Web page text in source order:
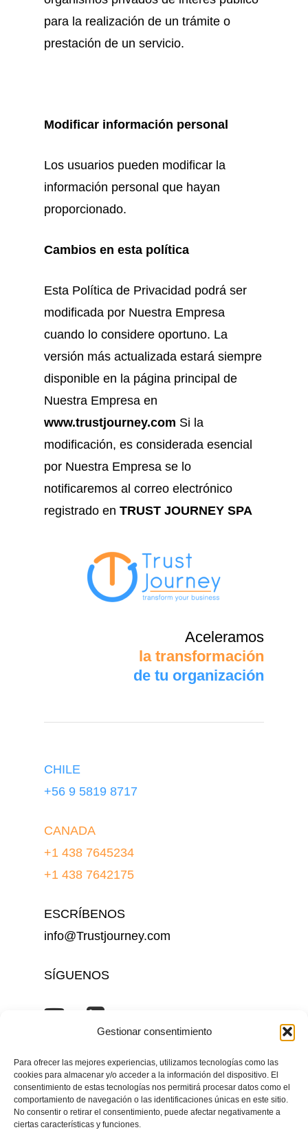
Gestionar consentimiento
Para ofrecer las mejores experiencias, utilizamos tecnologías como las
cookies para almacenar y/o acceder a la información del dispositivo. El
consentimiento de estas tecnologías nos permitirá procesar datos como el
comportamiento de navegación o las identificaciones únicas en este sitio.
No consentir o retirar el consentimiento, puede afectar negativamente a
ciertas características y funciones.
para la realización de un trámite o
prestación de un servicio.
Modificar información personal
Los usuarios pueden modificar la
información personal que hayan
proporcionado.
Cambios en esta política
Esta Política de Privacidad podrá ser
modificada por Nuestra Empresa
cuando lo considere oportuno. La
versión más actualizada estará siempre
disponible en la página principal de
Nuestra Empresa en
www.trustjourney.com Si la
modificación, es considerada esencial
por Nuestra Empresa se lo
notificaremos al correo electrónico
registrado en TRUST JOURNEY SPA
Aceleramos
la transformación
de tu organización
CHILE
+56 9 5819 8717
CANADA
+1 438 7645234
+1 438 7642175
ESCRÍBENOS
info@Trustjourney.com
SÍGUENOS
Inicio Nosotros Soluciones
Cornerstone
kore.ai
Magazine AI+Talent Contacto
Canal
de denunciasPolítica de Privacidad